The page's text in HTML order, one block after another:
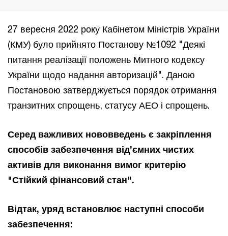
27 вересня 2022 року Кабінетом Міністрів України
(КМУ) було прийнято Постанову №1092 "Деякі
питання реалізації положень Митного кодексу
України щодо надання авторизацій". Даною
Постановою затверджується порядок отримання
транзитних спрощень, статусу АЕО і спрощень.
Серед важливих нововведень є закріплення
способів забезпечення від’ємних чистих
активів для виконання вимог критерію
"Стійкий фінансовий стан".
Відтак, уряд встановлює наступні способи
забезпечення: